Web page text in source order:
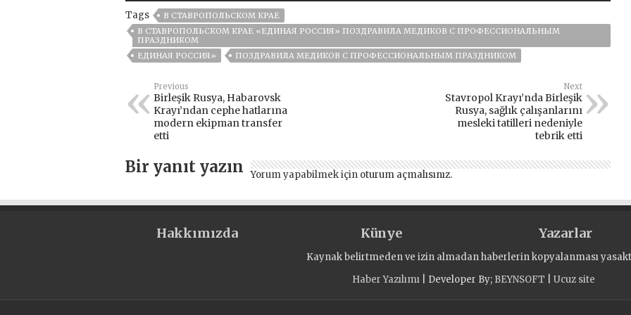
Tags
В СТАВРОПОЛЬСКОМ КРАЕ
В СТАВРОПОЛЬСКОМ КРАЕ «ЕДИНАЯ РОССИЯ» ПОЗДРАВИЛА МЕДИКОВ С ПРОФЕССИОНАЛЬНЫМ
ПРАЗДНИКОМ
ЕДИНАЯ РОССИЯ»
ПОЗДРАВИЛА МЕДИКОВ С ПРОФЕССИОНАЛЬНЫМ ПРАЗДНИКОМ
Previous
Birleşik Rusya, Habarovsk
Krayı’ndan cephe hatlarına
modern ekipman transfer
etti
Next
Stavropol Krayı’nda Birleşik
Rusya, sağlık çalışanlarını
mesleki tatilleri nedeniyle
tebrik etti
Bir yanıt yazın Yorum yapabilmek için oturum açmalısınız.
Hakkımızda Künye Yazarlar
Kaynak belirtmeden ve izin almadan haberlerin kopyalanması
Haber Yazılımı| Developer By; BEYNSOFT Ucuz site